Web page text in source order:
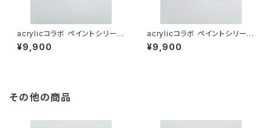
acrylicコラボ ペイントシリーズ
（ブルー系）APB-MM24009
¥9,900
acrylicコラボ ペイントシリーズ
（ブルー系）APB-MM24007
¥9,900
その他の商品